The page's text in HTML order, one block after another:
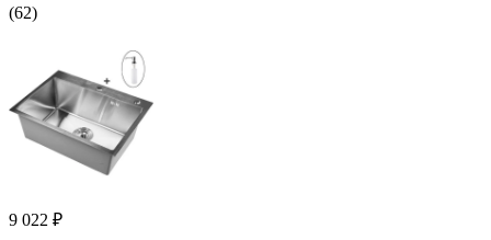
(62)
9 022 ₽